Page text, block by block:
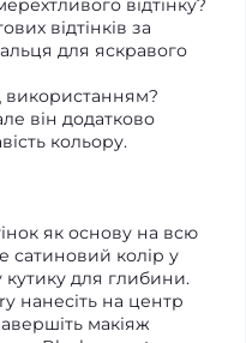
відтінку?
відтінків за
для яскравого
він додатково
кольору.
як основу на всю
сатиновий колір у
кутику для глибини.
нанесіть на центр
макіяж